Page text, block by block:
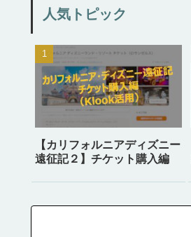
人気トピック
【カリフォルニアディズニー
遠征記２】チケット購入編